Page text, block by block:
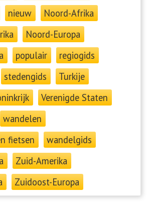
nieuw
Noord-Afrika
Noord-Europa
populair
regiogids
stedengids
Turkije
Verenigde Staten
wandelen
fietsen
wandelgids
Zuid-Amerika
Zuidoost-Europa